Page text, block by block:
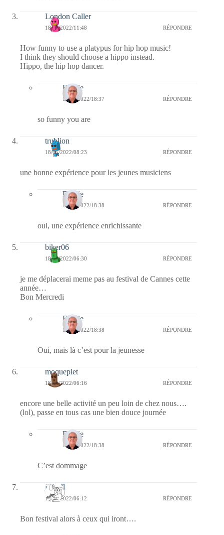
London Caller
18/05/2022/11:48 RÉPONDRE
How funny to use a platypus for hip hop music!
I think they should choose a hippo instead.
Hippo, the hip hop dancer.
Bernie
18/05/2022/18:37 RÉPONDRE
so funny you are
trublion
18/05/2022/08:23 RÉPONDRE
une bonne expérience pour les jeunes musiciens
Bernie
18/05/2022/18:38 RÉPONDRE
oui, une expérience enrichissante
biker06
18/05/2022/06:30 RÉPONDRE
je me déplacerai meme pas au festival de Cannes cette
année…
Bon Mercredi
Bernie
18/05/2022/18:38 RÉPONDRE
Oui, mais là c’est pour la jeunesse
moqueplet
18/05/2022/06:16 RÉPONDRE
encore une belle activité un peu loin de chez nous….
(lol), passe en tous cas une bien douce journée
Bernie
18/05/2022/18:38 RÉPONDRE
C’est dommage
jill bill
18/05/2022/06:12 RÉPONDRE
Bon festival alors à ceux qui iront….